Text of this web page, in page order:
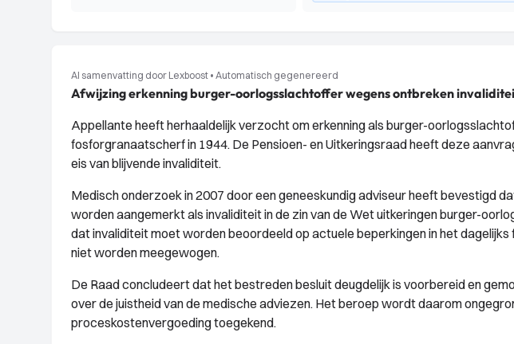
AI samenvatting door Lexboost • Automatisch gegenereerd
Afwijzing erkenning burger-oorlogsslachtoffer wegens ontbreken
Appellante heeft herhaaldelijk verzocht om erkenning als burger-
fosforgranaatscherf in 1944. De Pensioen- en Uitkeringsraad heeft deze
eis van blijvende invaliditeit.
Medisch onderzoek in 2007 door een geneeskundig adviseur heeft bevestigd
worden aangemerkt als invaliditeit in de zin van de Wet uitkeringen burger-
dat invaliditeit moet worden beoordeeld op actuele beperkingen in het
niet worden meegewogen.
De Raad concludeert dat het bestreden besluit deugdelijk is voorbereid en
over de juistheid van de medische adviezen. Het beroep wordt daarom
proceskostenvergoeding toegekend.